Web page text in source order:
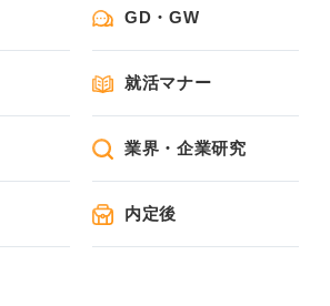
GD・GW
就活マナー
業界・企業研究
内定後